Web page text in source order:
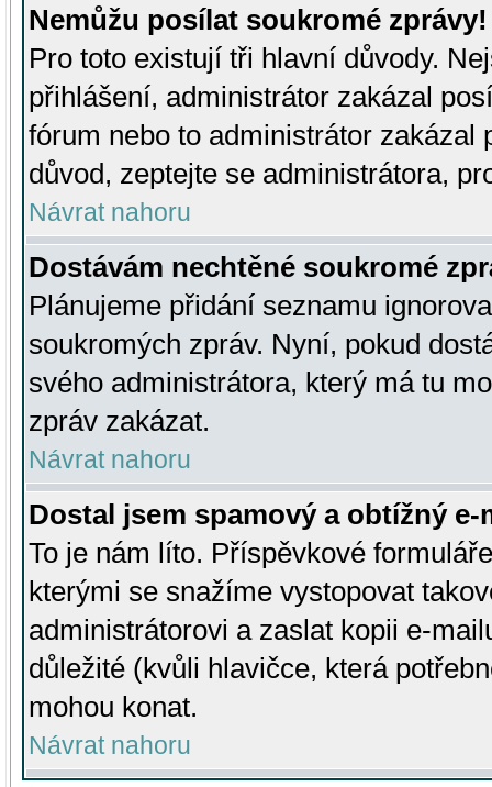
Nemůžu posílat soukromé zprávy!
Pro toto existují tři hlavní důvody.
přihlášení, administrátor zakázal
fórum nebo to administrátor zakázal
důvod, zeptejte se administrátora,
Návrat nahoru
Dostávám nechtěné soukromé
Plánujeme přidání seznamu
soukromých zpráv. Nyní, pokud
svého administrátora, který má tu
zpráv zakázat.
Návrat nahoru
Dostal jsem spamový a obtížný
To je nám líto. Příspěvkové
kterými se snažíme vystopovat
administrátorovi a zaslat kopii e-
důležité (kvůli hlavičce, která
mohou konat.
Návrat nahoru